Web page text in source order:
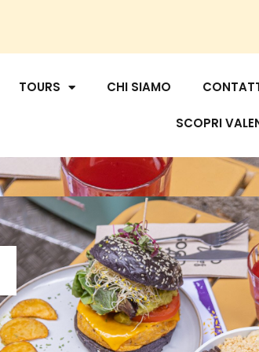
TOURS CHI SIAMO
SCOPRI